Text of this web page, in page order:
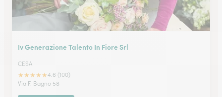
Iv Generazione Talento In Fiore Srl
CESA
★★★★★4.6 (100)
Via F. Bagno 58